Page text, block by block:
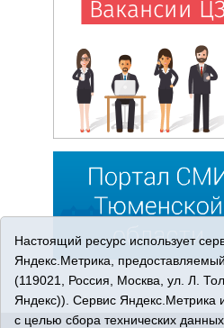
Настоящий ресурс использует
Яндекс.Метрика,
(119021, Россия, Москва, ул. Л.
Яндекс)). Сервис Яндекс.Метрика
с целью сбора технических